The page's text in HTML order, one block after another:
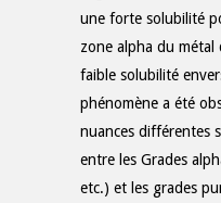
une forte solubilité
zone alpha du métal
faible solubilité
phénomène a été
nuances différentes
entre les Grades
etc.) et les grades